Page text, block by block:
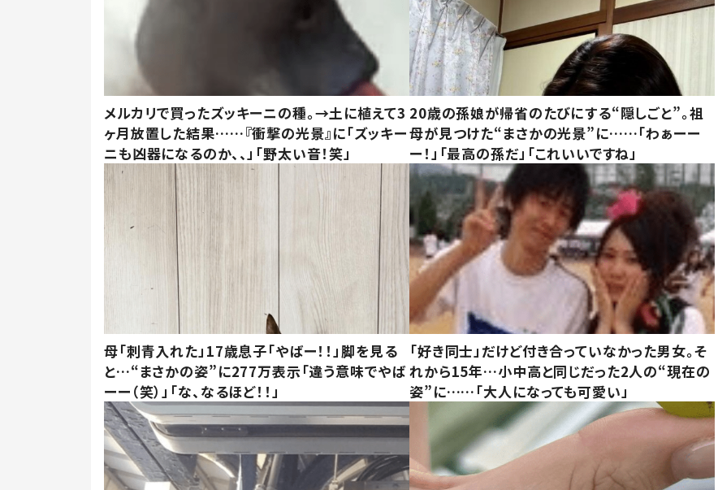
メルカリで買ったズッキーニの種。→土に植えて3
ヶ月放置した結果……『衝撃の光景』に「ズッキー
ニも凶器になるのか、、」「野太い音！笑」
20歳の孫娘が帰省のたびにする“隠しごと”。祖
母が見つけた“まさかの光景”に……「わぁーー
ー！」「最高の孫だ」「これいいですね」
母「刺青入れた」17歳息子「やばー！！」脚を見る
と…“まさかの姿”に277万表示「違う意味でやば
ーー（笑）」「な、なるほど！！」
「好き同士」だけど付き合っていなかった男女。そ
れから15年…小中高と同じだった2人の“現在の
姿”に……「大人になっても可愛い」